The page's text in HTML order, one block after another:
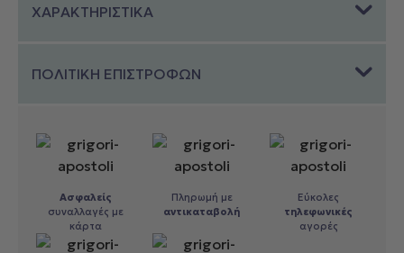
ΧΑΡΑΚΤΗΡΙΣΤΙΚΑ
ΠΟΛΙΤΙΚΗ ΕΠΙΣΤΡΟΦΩΝ
Ασφαλείς
συναλλαγές με
κάρτα
Πληρωμή με
αντικαταβολή
Εύκολες
τηλεφωνικές
αγορές